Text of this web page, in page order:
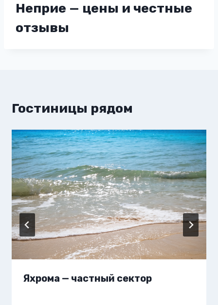
Неприе — цены и честные
отзывы
Гостиницы рядом
Яхрома — частный сектор